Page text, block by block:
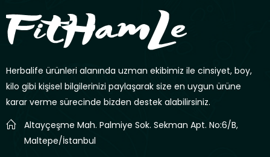
Herbalife ürünleri alanında uzman ekibimiz ile cinsiyet, boy,
kilo gibi kişisel bilgilerinizi paylaşarak size en uygun ürüne
karar verme sürecinde bizden destek alabilirsiniz.
Altayçeşme Mah. Palmiye Sok. Sekman Apt. No:6/B,
Maltepe/İstanbul